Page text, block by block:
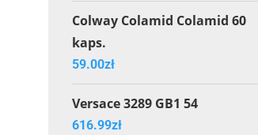
Colway Colamid Colamid 60
kaps.
59.00zł
Versace 3289 GB1 54
616.99zł